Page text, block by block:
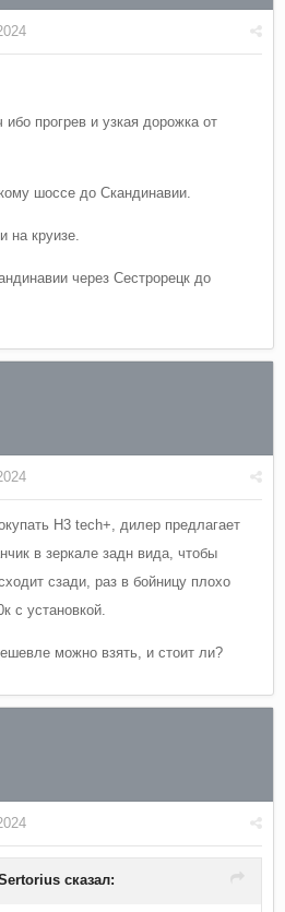
прогрев и узкая дорожка от
шоссе до Скандинавии.
на круизе.
через Сестрорецк до
H3 tech+, дилер предлагает
в зеркале задн вида, чтобы
сзади, раз в бойницу плохо
с установкой.
можно взять, и стоит ли?
сказал: